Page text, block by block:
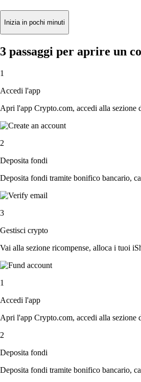
Inizia in pochi minuti
3 passaggi per aprire un
1
Accedi l'app
Apri l'app Crypto.com, accedi alla
2
Deposita fondi
Deposita fondi tramite bonifico bancario,
3
Gestisci crypto
Vai alla sezione ricompense, alloca i tuoi
1
Accedi l'app
Apri l'app Crypto.com, accedi alla
2
Deposita fondi
Deposita fondi tramite bonifico bancario,